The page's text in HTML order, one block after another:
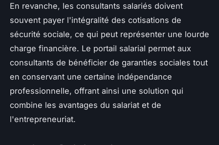
En revanche, les consultants salariés doivent
souvent payer l'intégralité des cotisations de
sécurité sociale, ce qui peut représenter une lourde
charge financière. Le portail salarial permet aux
consultants de bénéficier de garanties sociales tout
en conservant une certaine indépendance
professionnelle, offrant ainsi une solution qui
combine les avantages du salariat et de
l'entrepreneuriat.